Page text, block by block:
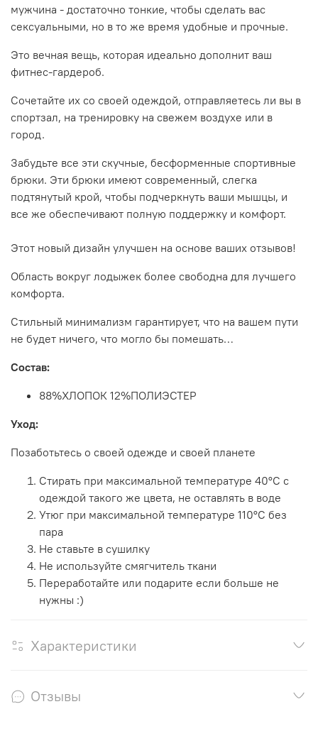
мужчина - достаточно тонкие, чтобы сделать вас
сексуальными, но в то же время удобные и прочные.
Это вечная вещь, которая идеально дополнит ваш
фитнес-гардероб.
Сочетайте их со своей одеждой, отправляетесь ли вы в
спортзал, на тренировку на свежем воздухе или в
город.
Забудьте все эти скучные, бесформенные спортивные
брюки. Эти брюки имеют современный, слегка
подтянутый крой, чтобы подчеркнуть ваши мышцы, и
все же обеспечивают полную поддержку и комфорт.
Этот новый дизайн улучшен на основе ваших отзывов!
Область вокруг лодыжек более свободна для лучшего
комфорта.
Стильный минимализм гарантирует, что на вашем пути
не будет ничего, что могло бы помешать…
Состав:
88%ХЛОПОК 12%ПОЛИЭСТЕР
Уход:
Позаботьтесь о своей одежде и своей планете
Стирать при максимальной температуре 40°С с
одеждой такого же цвета, не оставлять в воде
Утюг при максимальной температуре 110°С без
пара
Не ставьте в сушилку
Не используйте смягчитель ткани
Переработайте или подарите если больше не
нужны :)
Характеристики
Отзывы